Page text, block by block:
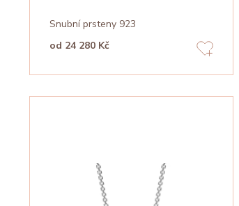
Snubní prsteny 923
od 24 280 Kč